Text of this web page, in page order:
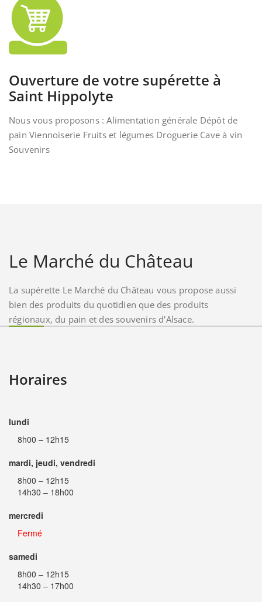
Ouverture de votre supérette à
Saint Hippolyte
Nous vous proposons : Alimentation générale Dépôt de
pain Viennoiserie Fruits et légumes Droguerie Cave à vin
Souvenirs
Le Marché du Château
La supérette Le Marché du Château vous propose aussi
bien des produits du quotidien que des produits
régionaux, du pain et des souvenirs d'Alsace.
Horaires
lundi
8h00 – 12h15
mardi, jeudi, vendredi
8h00 – 12h15
14h30 – 18h00
mercredi
Fermé
samedi
8h00 – 12h15
14h30 – 17h00